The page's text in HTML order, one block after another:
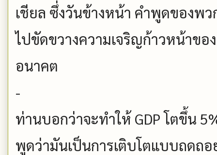
เชียล ซึ่งวันข้างหน้า คำพูดของพ
ไปขัดขวางความเจริญก้าวหน้าข
อนาคต
-
ท่านบอกว่าจะทำให้ GDP โตขึ้น
พูดว่ามันเป็นการเติบโตแบบถดถอ